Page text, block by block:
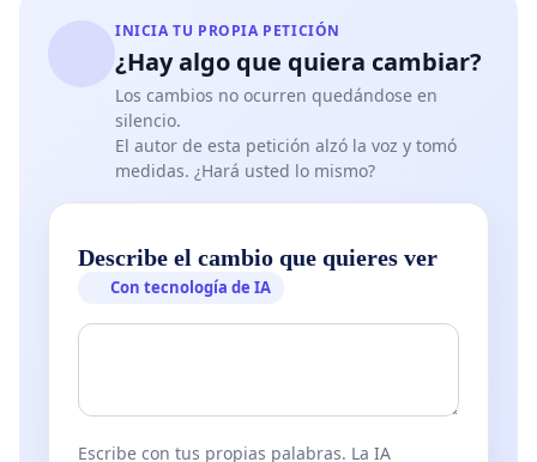
INICIA TU PROPIA PETICIÓN
¿Hay algo que quiera cambiar?
Los cambios no ocurren quedándose en
silencio.
El autor de esta petición alzó la voz y tomó
medidas. ¿Hará usted lo mismo?
Describe el cambio que quieres ver
Con tecnología de IA
Escribe con tus propias palabras. La IA